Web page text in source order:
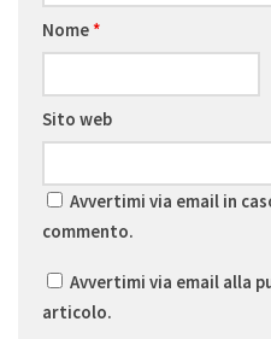
Nome*
Sito web
Avvertimi via email in
commento.
Avvertimi via email alla
articolo.